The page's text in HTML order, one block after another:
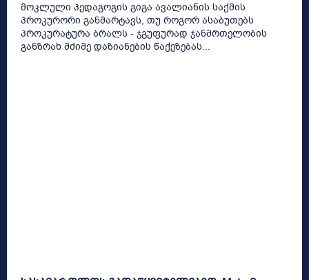
მოკლული პედაგოგის გიგა ავალიანის საქმის
პროკურორი განმარტავს, თუ როგორ ასაბუთებს
პროკურატურა ბრალს - ჯგუფურად ჯანმრთელობის
განზრახ მძიმე დაზიანების წაქეზებას...